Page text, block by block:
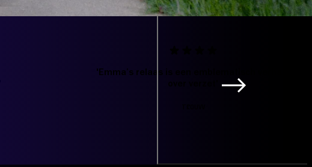
'Emma’s relaas is een emblematisch verhaal